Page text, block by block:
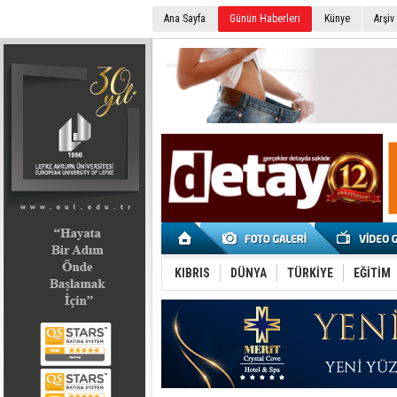
Ana Sayfa Günün Haberleri Künye Arşiv
KIBRIS DÜNYA TÜRKİYE EĞİTİM